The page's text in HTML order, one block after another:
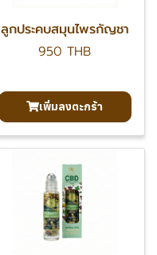
ลูกประคบสมุนไพรกัญชา
950 THB
เพิ่มลงตะกร้า